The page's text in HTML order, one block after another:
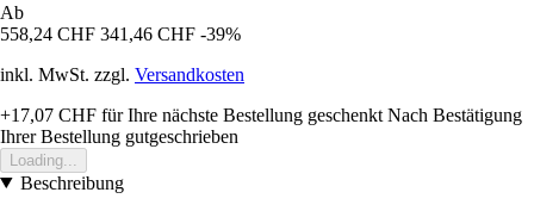
Ab
558,24 CHF 341,46 CHF -39%
inkl. MwSt. zzgl. Versandkosten
+17,07 CHF für Ihre nächste Bestellung geschenkt Nach Bestätigung
Ihrer Bestellung gutgeschrieben
Loading...
Beschreibung